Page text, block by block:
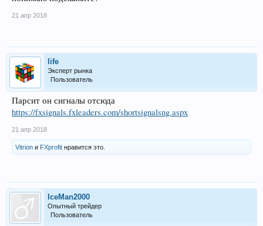
21 апр 2018
life
Эксперт рынка
Пользователь
Парсит он сигналы отсюда
https://fxsignals.fxleaders.com/shortsignalsng.aspx
21 апр 2018
Vitrion и FXprofit нравится это.
IceMan2000
Опытный трейдер
Пользователь